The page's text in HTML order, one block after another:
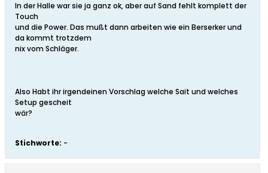
In der Halle war sie ja ganz ok, aber auf Sand fehlt komplett der
Touch
und die Power. Das mußt dann arbeiten wie ein Berserker und
da kommt trotzdem
nix vom Schläger.
Also Habt ihr irgendeinen Vorschlag welche Sait und welches
Setup gescheit
wär?
Stichworte: -